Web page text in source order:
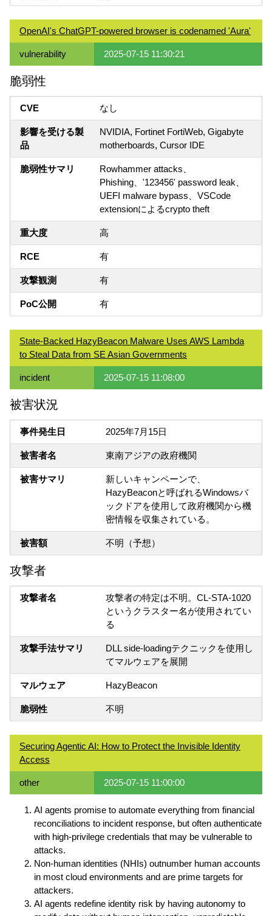
OpenAI's ChatGPT-powered browser is codenamed 'Aura'
vulnerability 2025-07-15 11:30:21
脆弱性
CVE なし
影響を受ける製
品
NVIDIA, Fortinet FortiWeb, Gigabyte
motherboards, Cursor IDE
脆弱性サマリ
Rowhammer attacks、
Phishing、'123456' password leak、
UEFI malware bypass、VSCode
extensionによるcrypto theft
重大度 高
RCE 有
攻撃観測 有
PoC公開 有
State-Backed HazyBeacon Malware Uses AWS Lambda
to Steal Data from SE Asian Governments
incident 2025-07-15 11:08:00
被害状況
事件発生日 2025年7月15日
被害者名 東南アジアの政府機関
被害サマリ
新しいキャンペーンで、
HazyBeaconと呼ばれるWindowsバ
ックドアを使用して政府機関から機
密情報を収集されている。
被害額 不明（予想）
攻撃者
攻撃者名
攻撃者の特定は不明。CL-STA-1020
というクラスター名が使用されてい
る
攻撃手法サマリ
DLL side-loadingテクニックを使用し
てマルウェアを展開
マルウェア HazyBeacon
脆弱性 不明
Securing Agentic AI: How to Protect the Invisible Identity
Access
other 2025-07-15 11:00:00
AI agents promise to automate everything from financial
reconciliations to incident response, but often authenticate
with high-privilege credentials that may be vulnerable to
attacks.
Non-human identities (NHIs) outnumber human accounts
in most cloud environments and are prime targets for
attackers.
AI agents redefine identity risk by having autonomy to